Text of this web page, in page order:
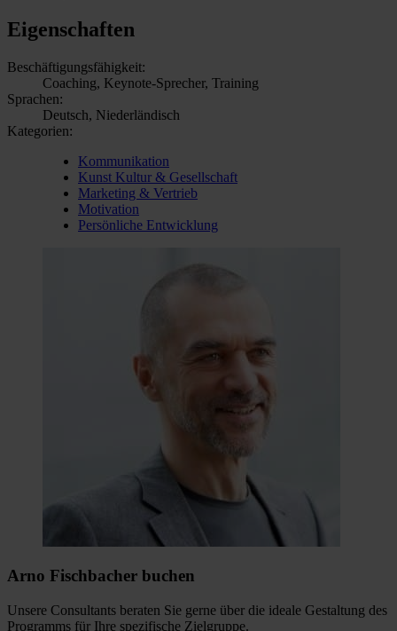
Eigenschaften
Beschäftigungsfähigkeit:
Coaching, Keynote-Sprecher, Training
Sprachen:
Deutsch, Niederländisch
Kategorien:
Kommunikation
Kunst Kultur & Gesellschaft
Marketing & Vertrieb
Motivation
Persönliche Entwicklung
Arno Fischbacher buchen
Unsere Consultants beraten Sie gerne über die ideale Gestaltung des
Programms für Ihre spezifische Zielgruppe.